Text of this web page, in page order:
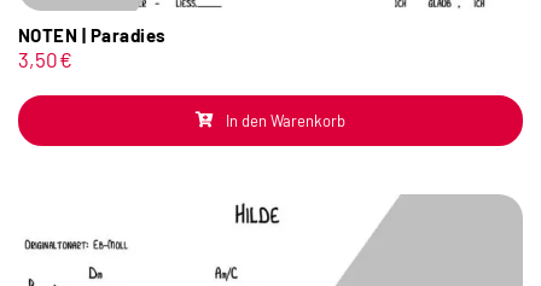
NOTEN | Paradies
3,50€
In den Warenkorb